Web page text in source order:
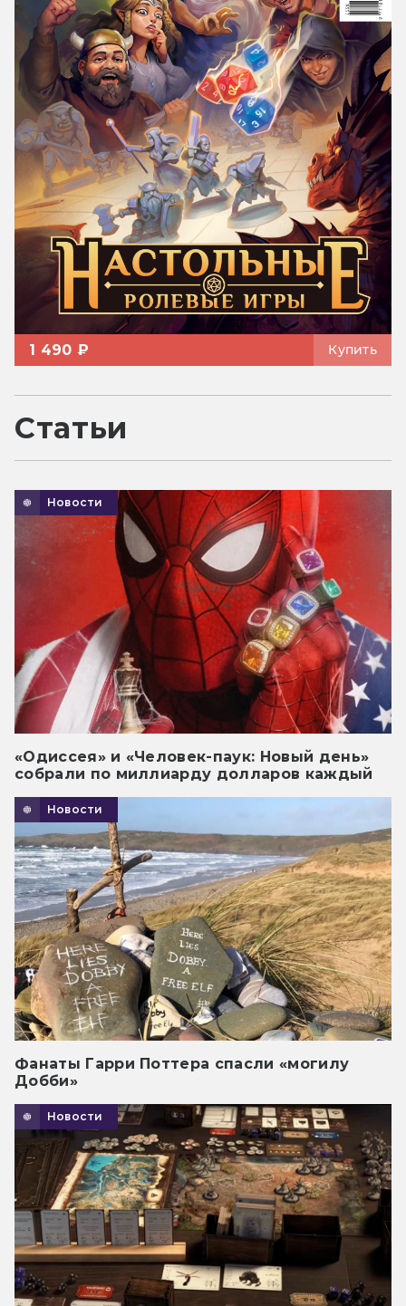
1 490 ₽ Купить
Статьи
Новости
«Одиссея» и «Человек-паук: Новый день»
собрали по миллиарду долларов каждый
Новости
Фанаты Гарри Поттера спасли «могилу
Добби»
Новости